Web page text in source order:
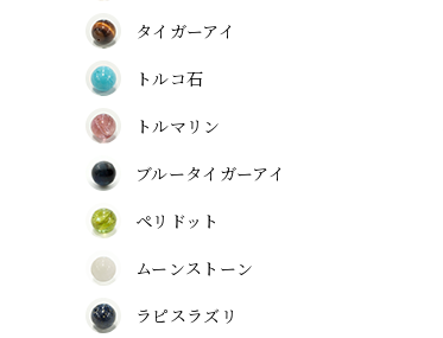
タイガーアイ
トルコ石
トルマリン
ブルータイガーアイ
ペリドット
ムーンストーン
ラピスラズリ